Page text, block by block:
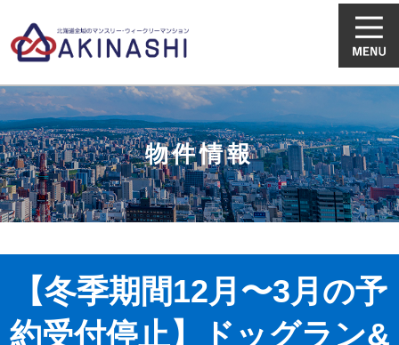
物件情報
【冬季期間12月〜3月の予
約受付停止】ドッグラン&